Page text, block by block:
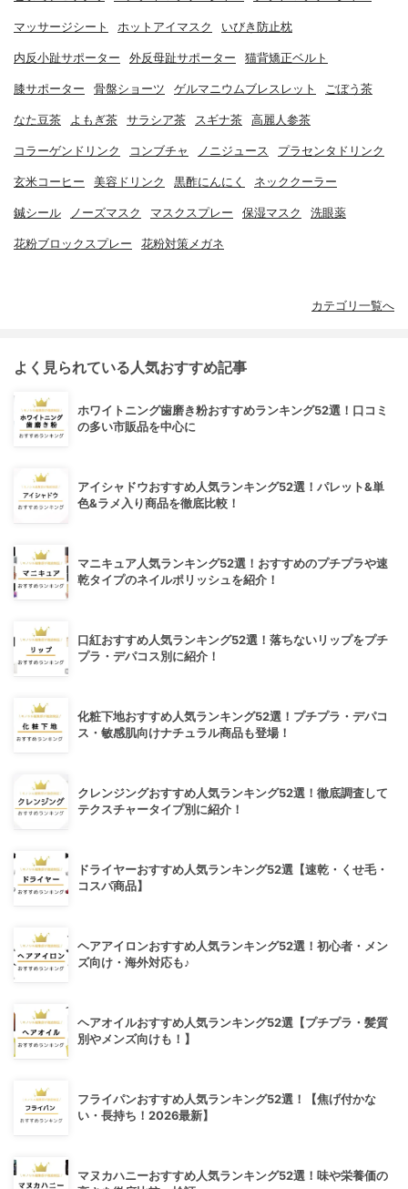
マッサージシート ホットアイマスク いびき防止枕
内反小趾サポーター 外反母趾サポーター 猫背矯正ベルト
膝サポーター 骨盤ショーツ ゲルマニウムブレスレット ごぼう茶
なた豆茶 よもぎ茶 サラシア茶 スギナ茶 高麗人参茶
コラーゲンドリンク コンブチャ ノニジュース プラセンタドリンク
玄米コーヒー 美容ドリンク 黒酢にんにく ネッククーラー
鍼シール ノーズマスク マスクスプレー 保湿マスク 洗眼薬
花粉ブロックスプレー 花粉対策メガネ
カテゴリ一覧へ
よく見られている人気おすすめ記事
ホワイトニング歯磨き粉おすすめランキング52選！口コミ
の多い市販品を中心に
アイシャドウおすすめ人気ランキング52選！パレット&単
色&ラメ入り商品を徹底比較！
マニキュア人気ランキング52選！おすすめのプチプラや速
乾タイプのネイルポリッシュを紹介！
口紅おすすめ人気ランキング52選！落ちないリップをプチ
プラ・デパコス別に紹介！
化粧下地おすすめ人気ランキング52選！プチプラ・デパコ
ス・敏感肌向けナチュラル商品も登場！
クレンジングおすすめ人気ランキング52選！徹底調査して
テクスチャータイプ別に紹介！
ドライヤーおすすめ人気ランキング52選【速乾・くせ毛・
コスパ商品】
ヘアアイロンおすすめ人気ランキング52選！初心者・メン
ズ向け・海外対応も♪
ヘアオイルおすすめ人気ランキング52選【プチプラ・髪質
別やメンズ向けも！】
フライパンおすすめ人気ランキング52選！【焦げ付かな
い・長持ち！2026最新】
マヌカハニーおすすめ人気ランキング52選！味や栄養価の